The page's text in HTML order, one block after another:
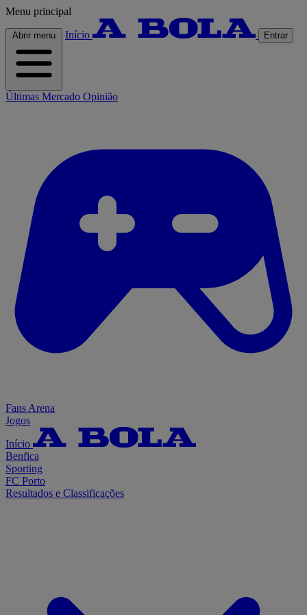
Menu principal
Abrir menu Início Entrar
Últimas Mercado Opinião
Fans Arena
Jogos
Início
Benfica
Sporting
FC Porto
Resultados e Classificações